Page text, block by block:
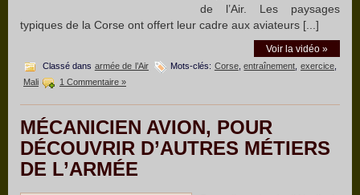
de l’Air. Les paysages
typiques de la Corse ont offert leur cadre aux aviateurs [...]
Voir la vidéo »
Classé dans armée de l’Air Mots-clés: Corse,entraînement ,exercice
Mali
1 Commentaire »
MÉCANICIEN AVION, POUR
DÉCOUVRIR D’AUTRES MÉTIERS
DE L’ARMÉE